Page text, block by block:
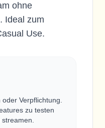
ohne
Ideal zum
Use.
Verpflichtung.
zu testen